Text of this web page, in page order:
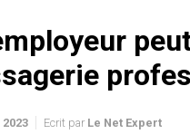
Ecrit par Le Net Expert